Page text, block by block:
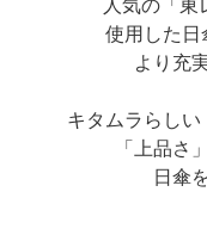
人気の「
使用した日
より充
キタムラらしい
「上品さ
日傘